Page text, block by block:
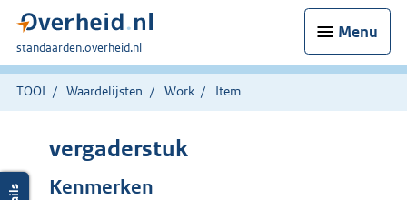
Menu
U
bent
hier:
standaarden.overheid.nl
TOOI Waardelijsten Work Item
vergaderstuk
Kenmerken